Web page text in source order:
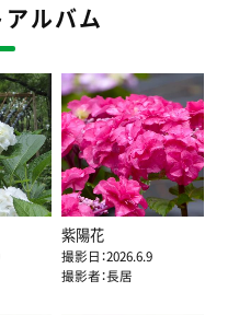
ルバム
紫陽花
撮影日：2026.6.9
撮影者：長居